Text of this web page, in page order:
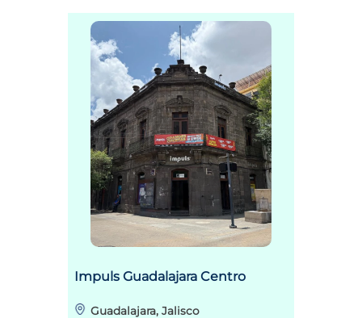
Impuls Guadalajara Centro
Guadalajara, Jalisco